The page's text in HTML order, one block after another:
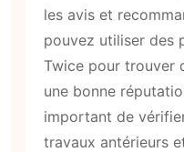
les avis et
pouvez utiliser des
Twice pour trouver
une bonne
important de
travaux antérieurs